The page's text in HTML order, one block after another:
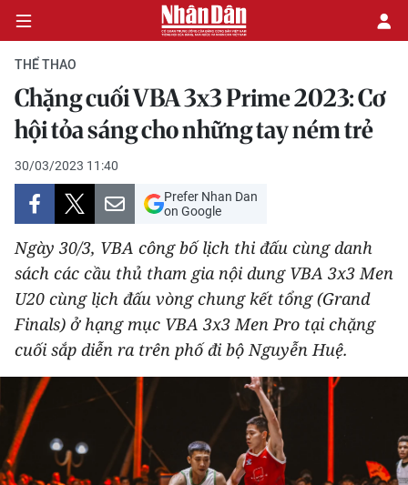
CHÍNH TRỊ
KINH TẾ
VĂN HÓA
XÃ HỘI
PHÁP LUẬT
DU LỊCH
THẾ GIỚI
THỂ THAO
GIÁO DỤC
THỂ THAO
Chặng cuối VBA 3x3 Prime 2023: Cơ
hội tỏa sáng cho những tay ném trẻ
30/03/2023 11:40
Prefer Nhan Dan
on Google
Ngày 30/3, VBA công bố lịch thi đấu cùng danh
sách các cầu thủ tham gia nội dung VBA 3x3 Men
U20 cùng lịch đấu vòng chung kết tổng (Grand
Finals) ở hạng mục VBA 3x3 Men Pro tại chặng
cuối sắp diễn ra trên phố đi bộ Nguyễn Huệ.